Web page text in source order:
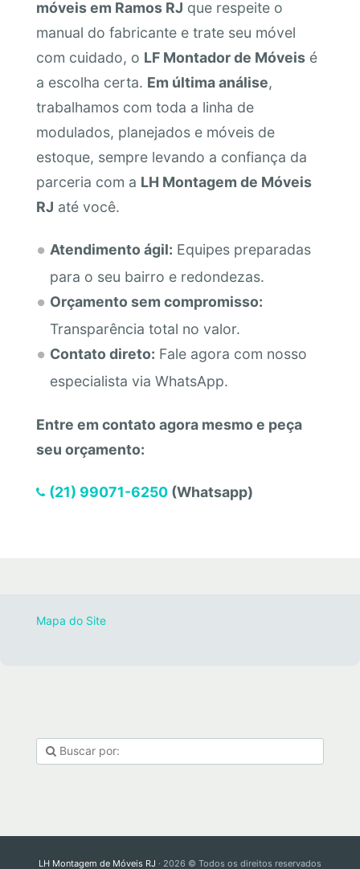
móveis em Ramos RJ que respeite o
manual do fabricante e trate seu móvel
com cuidado, o LF Montador de Móveisé
a escolha certa. Em última análise,
trabalhamos com toda a linha de
modulados, planejados e móveis de
estoque, sempre levando a confiança da
parceria com a LH Montagem de Móveis
RJ até você.
Atendimento ágil: Equipes preparadas
para o seu bairro e redondezas.
Orçamento sem compromisso:
Transparência total no valor.
Contato direto: Fale agora com nosso
especialista via WhatsApp.
Entre em contato agora mesmo e peça
seu orçamento:
(21) 99071-6250(Whatsapp)
Mapa do Site
LH Montagem de Móveis RJ · 2026 © Todos os direitos reservados